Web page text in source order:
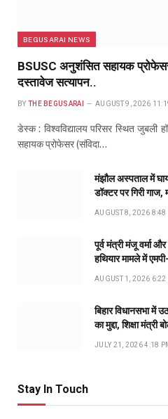
BEGUSARAI NEWS
BSUSC अनुशंसित सहायक
दस्तावेज सत्यापन..
BY THE BEGUSARAI AUGUST 9, 2026
डेस्क : विश्वविद्यालय परिसर स्थित जुबली
सहायक प्रोफेसर (संविदा…
मंझौल अस्पताल में
डॉक्टर पर गिरी गाज,
AUGUST 8, 2026 8:48
पूर्व मंत्री मंजू वर्मा
हथियार मामले में
AUGUST 1, 2026 6:22
बिहार विधानसभा में
का मुद्दा, शिक्षा
JULY 21, 2026 4:18
Stay In Touch